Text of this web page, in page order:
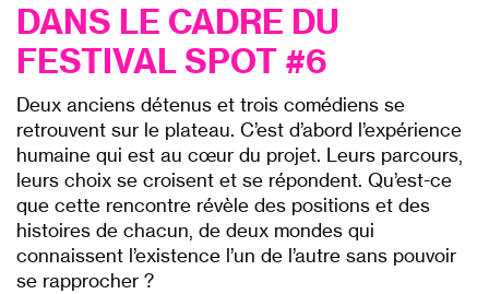
DANS LE CADRE DU
FESTIVALSPOT #6
Deux anciens détenus et trois comédiens se
retrouvent sur le plateau. C’est d’abord l’expérience
humaine qui est au cœur du projet. Leurs parcours,
leurs choix se croisent et se répondent. Qu’est-ce
que cette rencontre révèle des positions et des
histoires de chacun, de deux mondes qui
connaissent l’existence l’un de l’autre sans pouvoir
se rapprocher ?